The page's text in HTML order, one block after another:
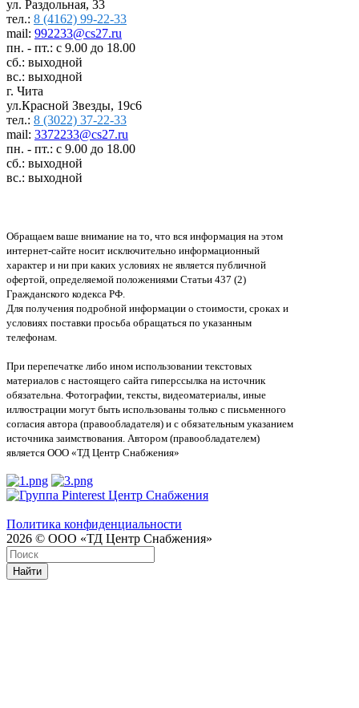
ул. Раздольная, 33
тел.: 8 (4162) 99-22-33
mail: 992233@cs27.ru
пн. - пт.: с 9.00 до 18.00
сб.: выходной
вс.: выходной
г. Чита
ул.Красной Звезды, 19с6
тел.: 8 (3022) 37-22-33
mail: 3372233@cs27.ru
пн. - пт.: с 9.00 до 18.00
сб.: выходной
вс.: выходной
Обращаем ваше внимание на то, что вся информация на этом
интернет-сайте носит исключительно информационный
характер и ни при каких условиях не является публичной
офертой, определяемой положениями Статьи 437 (2)
Гражданского кодекса РФ.
Для получения подробной информации о стоимости, сроках и
условиях поставки просьба обращаться по указанным
телефонам.
При перепечатке либо ином использовании текстовых
материалов с настоящего сайта гиперссылка на источник
обязательна. Фотографии, тексты, видеоматериалы, иные
иллюстрации могут быть использованы только с письменного
согласия автора (правообладателя) и с обязательным указанием
источника заимствования. Автором (правообладателем)
является ООО «ТД Центр Снабжения»
Политика конфиденциальности
2026 © ООО «ТД Центр Снабжения»
Найти